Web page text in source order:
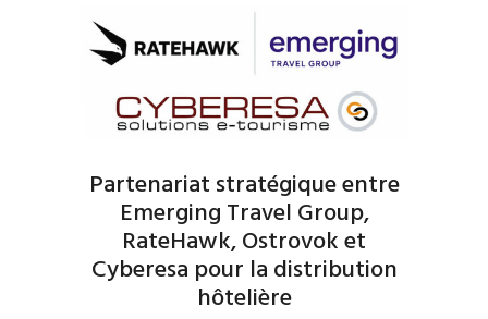
Partenariat stratégique entre
Emerging Travel Group,
RateHawk, Ostrovok et
Cyberesa pour la distribution
hôtelière